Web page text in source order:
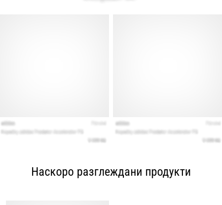
Наскоро разглеждани продукти